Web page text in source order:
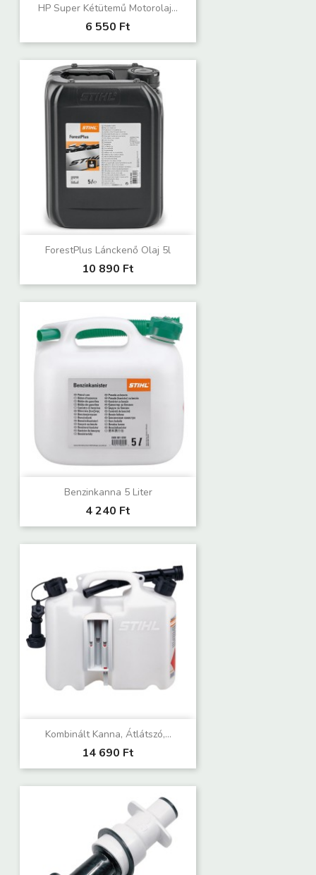
HP Super Kétütemű Motorolaj...
6 550 Ft
ForestPlus Lánckenő Olaj 5l
10 890 Ft
Benzinkanna 5 Liter
4 240 Ft
Kombinált Kanna, Átlátszó,...
14 690 Ft